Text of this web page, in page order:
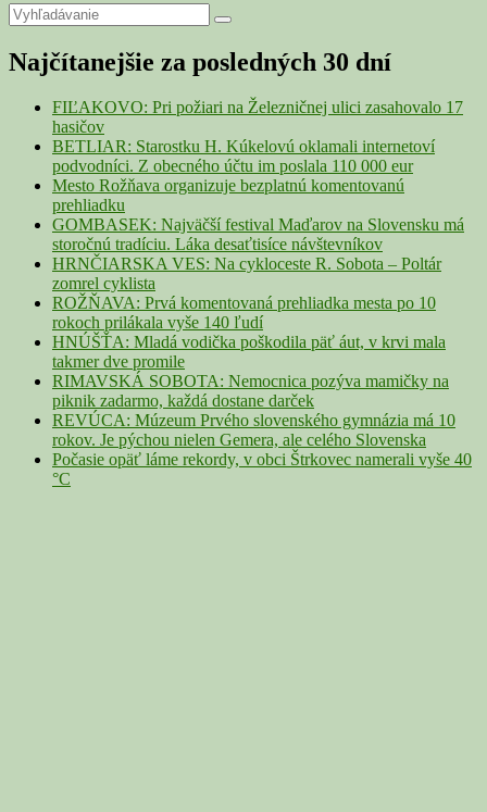
Primary
Sidebar
Widget
Area
Search
for:
Search
Najčítanejšie za posledných 30 dní
FIĽAKOVO: Pri požiari na Železničnej ulici zasahovalo 17
hasičov
BETLIAR: Starostku H. Kúkelovú oklamali internetoví
podvodníci. Z obecného účtu im poslala 110 000 eur
Mesto Rožňava organizuje bezplatnú komentovanú
prehliadku
GOMBASEK: Najväčší festival Maďarov na Slovensku má
storočnú tradíciu. Láka desaťtisíce návštevníkov
HRNČIARSKA VES: Na cykloceste R. Sobota – Poltár
zomrel cyklista
ROŽŇAVA: Prvá komentovaná prehliadka mesta po 10
rokoch prilákala vyše 140 ľudí
HNÚŠŤA: Mladá vodička poškodila päť áut, v krvi mala
takmer dve promile
RIMAVSKÁ SOBOTA: Nemocnica pozýva mamičky na
piknik zadarmo, každá dostane darček
REVÚCA: Múzeum Prvého slovenského gymnázia má 10
rokov. Je pýchou nielen Gemera, ale celého Slovenska
Počasie opäť láme rekordy, v obci Štrkovec namerali vyše 40
°C